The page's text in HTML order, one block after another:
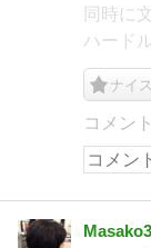
同時に
ハード
ナイス
コメン
Masako3